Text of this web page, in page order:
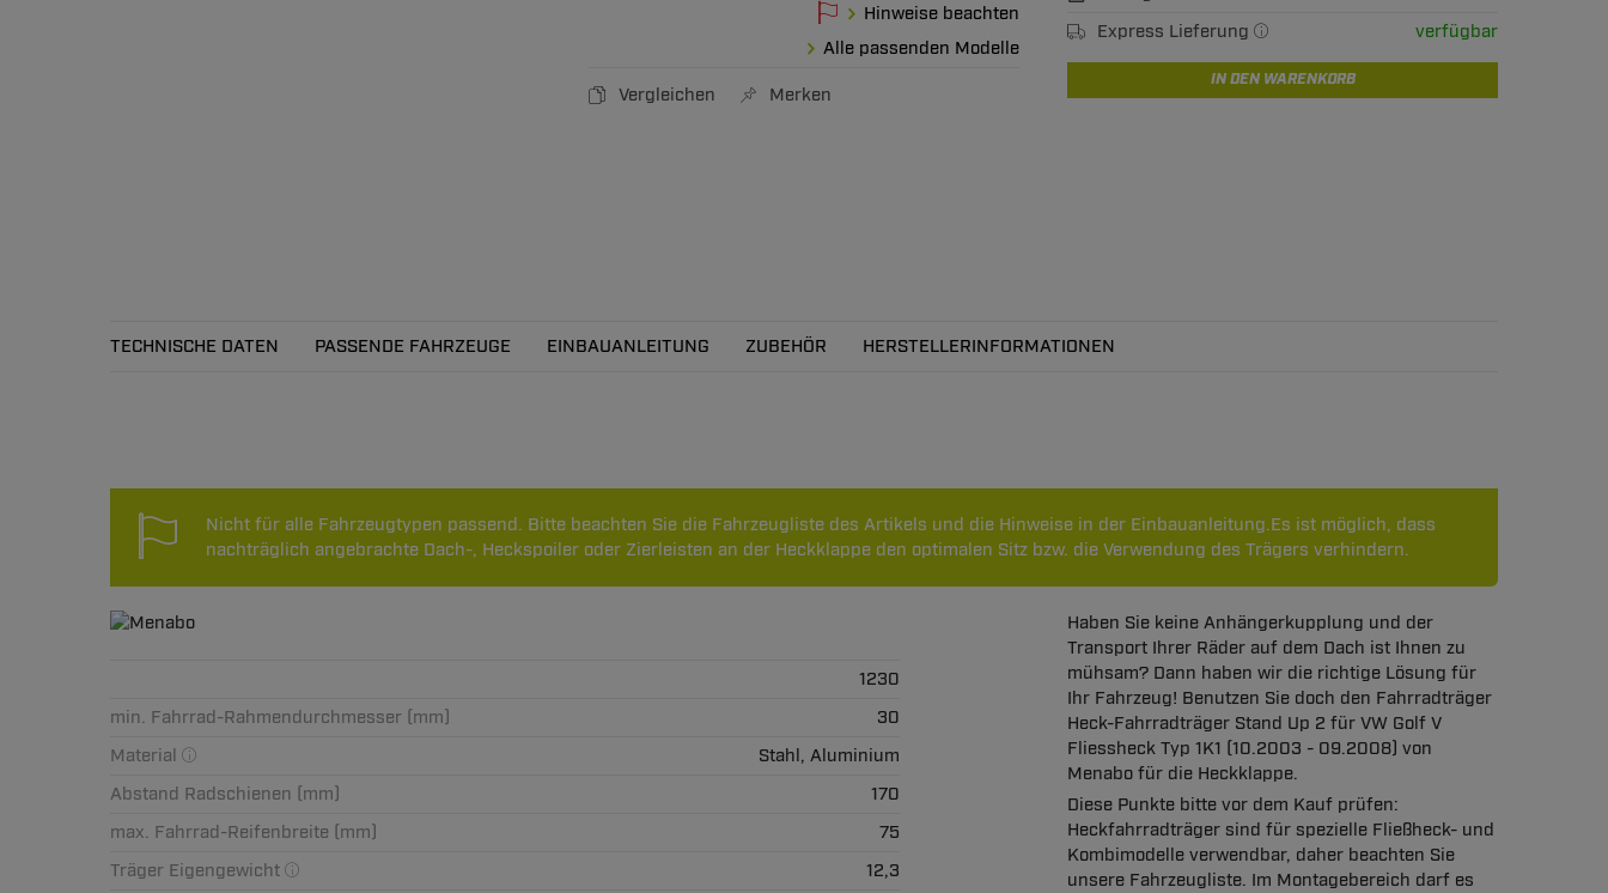
Hinweise beachten
Alle passenden Modelle
Vergleichen Merken
Express Lieferung
verfügbar
IN DEN WARENKORB
TECHNISCHE DATEN PASSENDE FAHRZEUGE EINBAUANLEITUNG ZUBEHÖR HERSTELLERINFORMATIONEN
Nicht für alle Fahrzeugtypen passend. Bitte beachten Sie die Fahrzeugliste des Artikels und die Hinweise in der Einbauanleitung.Es ist möglich, dass
nachträglich angebrachte Dach-, Heckspoiler oder Zierleisten an der Heckklappe den optimalen Sitz bzw. die Verwendung des Trägers verhindern.
1230
min. Fahrrad-Rahmendurchmesser (mm)
30
Material
Stahl, Aluminium
Abstand Radschienen (mm)
170
max. Fahrrad-Reifenbreite (mm)
75
Träger Eigengewicht
12,3
Haben Sie keine Anhängerkupplung und der
Transport Ihrer Räder auf dem Dach ist Ihnen zu
mühsam? Dann haben wir die richtige Lösung für
Ihr Fahrzeug! Benutzen Sie doch den Fahrradträger
Heck-Fahrradträger Stand Up 2 für VW Golf V
Fliessheck Typ 1K1 (10.2003 - 09.2008) von
Menabo für die Heckklappe.
Diese Punkte bitte vor dem Kauf prüfen:
Heckfahrradträger sind für spezielle Fließheck- und
Kombimodelle verwendbar, daher beachten Sie
unsere Fahrzeugliste. Im Montagebereich darf es